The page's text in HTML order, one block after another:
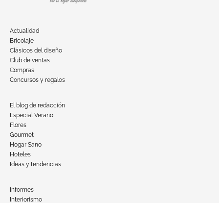
Actualidad
Bricolaje
Clásicos del diseño
Club de ventas
Compras
Concursos y regalos
El blog de redacción
Especial Verano
Flores
Gourmet
Hogar Sano
Hoteles
Ideas y tendencias
Informes
Interiorismo